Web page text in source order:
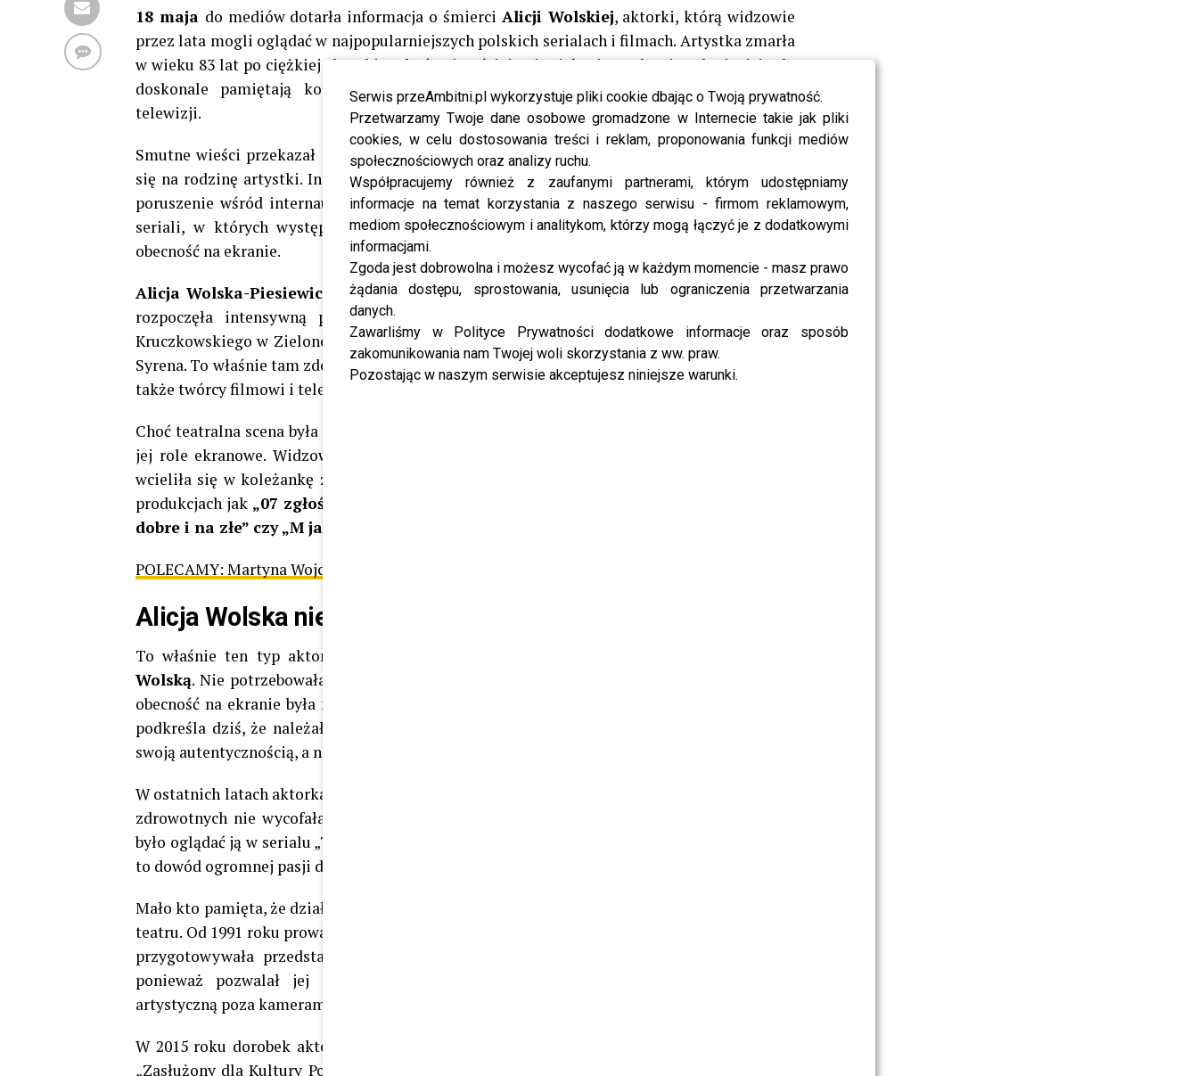
Serwis przeAmbitni.pl wykorzystuje pliki cookie dbając o Twoją prywatność.
Przetwarzamy Twoje dane osobowe gromadzone w Internecie takie jak pliki
cookies, w celu dostosowania treści i reklam, proponowania funkcji mediów
społecznościowych oraz analizy ruchu.
Współpracujemy również z zaufanymi partnerami, którym udostępniamy
informacje na temat korzystania z naszego serwisu - firmom reklamowym,
mediom społecznościowym i analitykom, którzy mogą łączyć je z dodatkowymi
informacjami.
Zgoda jest dobrowolna i możesz wycofać ją w każdym momencie - masz prawo
żądania dostępu, sprostowania, usunięcia lub ograniczenia przetwarzania
danych.
Zawarliśmy w Polityce Prywatności dodatkowe informacje oraz sposób
zakomunikowania nam Twojej woli skorzystania z ww. praw.
Pozostając w naszym serwisie akceptujesz niniejsze warunki.
18 maja do mediów dotarła informacja o śmierci Alicji Wolskiej, aktorki, którą widzowie
przez lata mogli oglądać w najpopularniejszych polskich serialach i filmach. Artystka zmarła
w wieku 83 lat po ciężkiej chorobie. Choć najczęściej pojawiała się na drugim planie, jej role
doskonale pamiętają kolejne pokolenia widzów wychowanych na klasykach polskiej
telewizji.
Smutne wieści przekazał aktorRafał Dajbor, który w rozmowie z portalem o2.pl powołał
się na rodzinę artystki. Informacja błyskawicznie rozeszła się po sieci i wywołała ogromne
poruszenie wśród internautów. W komentarzach zaczęły pojawiać się wspomnienia scen z
seriali, w których występowała aktorka, a także słowa wdzięczności za jej wieloletnią
obecność na ekranie.
Alicja Wolska-Piesiewicz
ukończyła warszawską PWST w 1965 roku i niemal natychmiast
rozpoczęła intensywną pracę sceniczną. Występowała między innymi w Teatrze im.
Kruczkowskiego w Zielonej Górze, Teatrze Zagłębia w Sosnowcu oraz warszawskim Teatrze
Syrena. To właśnie tam zdobywała doświadczenie i rozwijała warsztat, który później docenili
także twórcy filmowi i telewizyjni.
Choć teatralna scena była dla niej niezwykle ważna, prawdziwą rozpoznawalność przyniosły
jej role ekranowe. Widzowie doskonale kojarzą ją z kultowego „Czterdziestolatka”, gdzie
wcieliła się w koleżankę z pracy Magdy Karwowskiej. Później pojawiała się także w takich
produkcjach jak „07 zgłoś się”, „Zmiennicy”, „Noce i dnie”, „Pensjonat pod Różą”, „Na
dobre i na złe” czy „M jak miłość”.
POLECAMY: Martyna Wojciechowska ujawniła prawdę po latach. Fani są poruszeni
Alicja Wolska nie żyje. Aktorka miała 83 lata
To właśnie ten typ aktorstwa sprawiał, że publiczność tak łatwo zapamiętywała
Wolską. Nie potrzebowała głównych ról ani wielkich monologów, by zostać zauważoną. Jej
obecność na ekranie była naturalna, spokojna i niezwykle charakterystyczna. Wielu widzów
podkreśla dziś, że należała do pokolenia aktorów, którzy budowali klimat polskich seriali
swoją autentycznością, a nie medialnym rozgłosem.
W ostatnich latach aktorka nadal pozostawała aktywna zawodowo. Mimo wieku i problemów
zdrowotnych nie wycofała się całkowicie z pracy artystycznej. Jeszcze w 2025 roku można
było oglądać ją w serialu „Teściowie”, gdzie stworzyła swoją ostatnią rolę. Dla wielu osób był
to dowód ogromnej pasji do zawodu i niezwykłego przywiązania do aktorstwa.
Mało kto pamięta, że działalność
teatru. Od 1991 roku prowadziła również własną Agencję Artystyczną Alissa, w ramach której
przygotowywała przedstawienia dla dzieci. Był to projekt szczególnie bliski jej sercu,
ponieważ pozwalał jej pracować z najmłodszą publicznością i rozwijać działalność
artystyczną poza kamerami.
W 2015 roku dorobek aktorki został oficjalnie doceniony.
„Zasłużony dla Kultury Polskiej”, który był symbolicznym podsumowaniem jej wieloletniej